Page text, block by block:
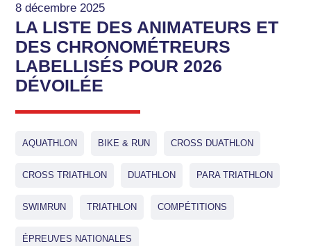
8 décembre 2025
LA LISTE DES ANIMATEURS ET
DES CHRONOMÉTREURS
LABELLISÉS POUR 2026
DÉVOILÉE
AQUATHLON BIKE & RUN CROSS DUATHLON
CROSS TRIATHLON DUATHLON PARA TRIATHLON
SWIMRUN TRIATHLON COMPÉTITIONS
ÉPREUVES NATIONALES